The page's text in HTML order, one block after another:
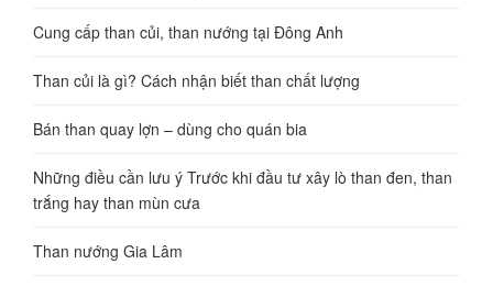
Cung cấp than củi, than nướng tại Đông Anh
Than củi là gì? Cách nhận biết than chất lượng
Bán than quay lợn – dùng cho quán bia
Những điều cần lưu ý Trước khi đầu tư xây lò than đen, than
trắng hay than mùn cưa
Than nướng Gia Lâm